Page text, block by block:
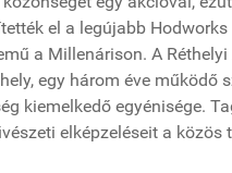
el a legújabb
a Millenárison. A Réthelyi
egy három éve működő
kiemelkedő egyénisége.
elképzeléseit a